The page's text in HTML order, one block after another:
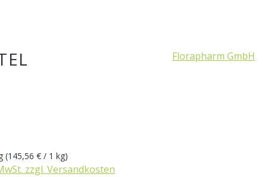
Florapharm GmbH
(145,56 € / 1 kg)
zzgl. Versandkosten